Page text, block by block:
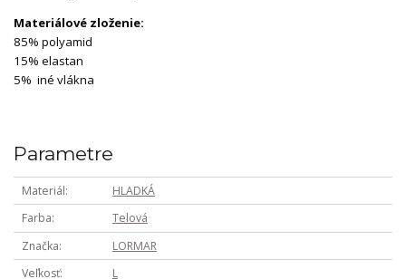
Materiálové zloženie:
85% polyamid
15% elastan
5% iné vlákna
Parametre
Materiál
HLADKÁ
Farba
Telová
Značka
LORMAR
Veľkosť
L